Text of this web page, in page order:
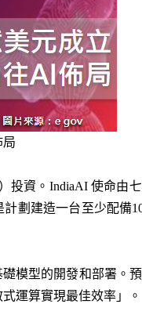
局
投資。IndiaAI 使命由
劃建造一台至少配備
模型的開發和部署。
運算實現最佳效率」。